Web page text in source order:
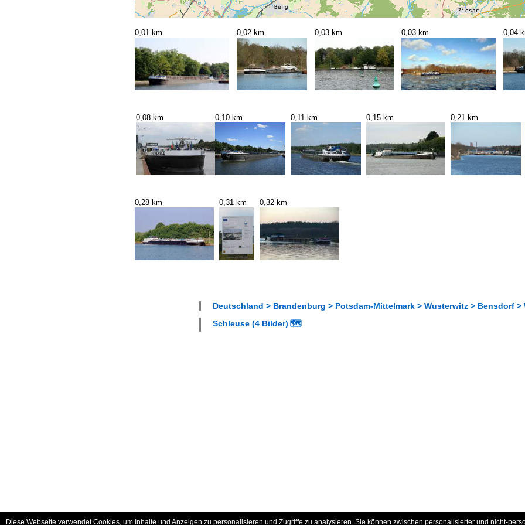
0,01 km 0,02 km 0,03 km 0,03 km 0,04
0,08 km 0,10 km 0,11 km 0,15 km 0,21 km
0,28 km 0,31 km 0,32 km
Deutschland > Brandenburg > Potsdam-Mittelmark > Wusterwitz > Bensdorf >
Schleuse (4 Bilder) 🗺
Diese Webseite verwendet Cookies, um Inhalte und Anzeigen zu personalisieren und Zugriffe zu analysieren. Sie können zwischen personalisierter und nicht-